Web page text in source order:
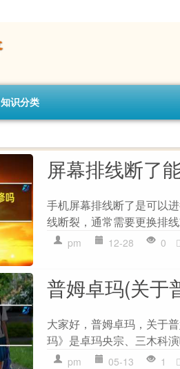
知识分类
屏幕排线断了
手机屏幕排线断了是可以
线断裂，通常需要更换排
pm 12-28 0
普姆卓玛(关于
大家好，普姆卓玛，关于
玛》是卓玛央宗、三木科
pm 05-13 1